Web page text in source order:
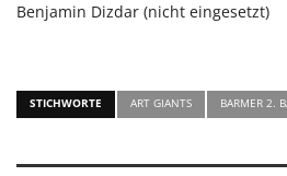
Benjamin Dizdar (nicht eingesetzt)
STICHWORTE ART GIANTS BARMER 2.